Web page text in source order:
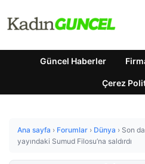
Güncel Haberler
Çerez
Ana sayfa › Forumlar › Dünya › Son
yayındaki Sumud Filosu’na saldırdı